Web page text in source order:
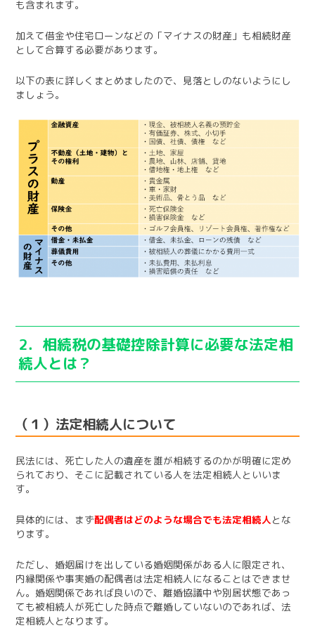
も含まれます。
加えて借金や住宅ローンなどの「マイナスの財産」も相続財産
として合算する必要があります。
以下の表に詳しくまとめましたので、見落としのないようにし
ましょう。
2．相続税の基礎控除計算に必要な法定相
続人とは？
（１）法定相続人について
民法には、死亡した人の遺産を誰が相続するのかが明確に定め
られており、そこに記載されている人を法定相続人といいま
す。
具体的には、まず配偶者はどのような場合でも法定相続人 とな
ります。
ただし、婚姻届けを出している婚姻関係がある人に限定され、
内縁関係や事実婚の配偶者は法定相続人になることはできませ
ん。婚姻関係であれば良いので、離婚協議中や別居状態であっ
ても被相続人が死亡した時点で離婚していないのであれば、法
定相続人となります。